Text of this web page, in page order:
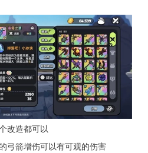
改造都可以
弓箭增伤可以有可观的伤害